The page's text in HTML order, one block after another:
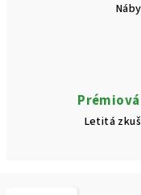
Letitá